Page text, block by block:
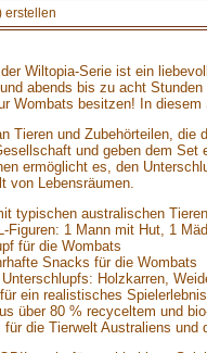
erstellen
Wiltopia-Serie ist ein
abends bis zu acht
Wombats besitzen! In
Tieren und Zubehörteilen,
und geben dem
ermöglicht es, den
von Lebensräumen.
typischen australischen
Figuren: 1 Mann mit Hut, 1
für die Wombats
Snacks für die Wombats
Holzkarren,
ein realistisches Spielerlebnis
über 80 % recyceltem und
für die Tierwelt Australiens